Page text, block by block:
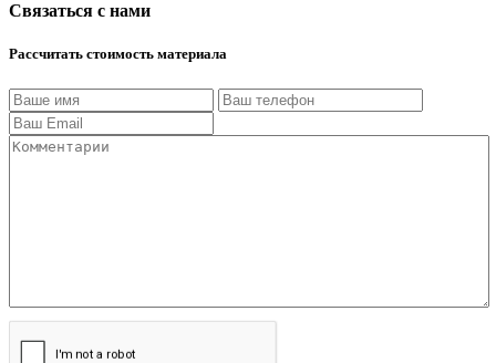
Связаться с нами
Рассчитать стоимость материала